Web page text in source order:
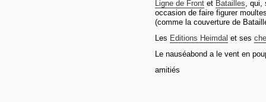
Ligne de Front et Batailles ,
occasion de faire figurer
(comme la couverture de
Les Editions Heimdal et ses
Le nauséabond a le vent en
amitiés